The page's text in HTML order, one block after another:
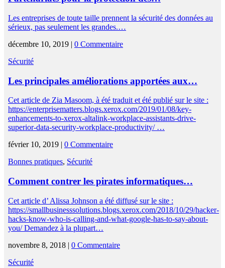
Les entreprises de toute taille prennent la sécurité des données au
sérieux, pas seulement les grandes.…
décembre 10, 2019 | 0 Commentaire
Sécurité
Les principales améliorations apportées aux…
Cet article de Zia Masoom, à été traduit et été publié sur le site :
https://enterprisematters.blogs.xerox.com/2019/01/08/key-
enhancements-to-xerox-altalink-workplace-assistants-drive-
superior-data-security-workplace-productivity/ …
février 10, 2019 | 0 Commentaire
Bonnes pratiques, Sécurité
Comment contrer les pirates informatiques…
Cet article d’ Alissa Johnson a été diffusé sur le site :
https://smallbusinesssolutions.blogs.xerox.com/2018/10/29/hacker-
hacks-know-who-is-calling-and-what-google-has-to-say-about-
you/ Demandez à la plupart…
novembre 8, 2018 | 0 Commentaire
Sécurité